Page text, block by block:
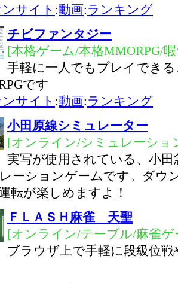
サイト :動画:ランキング
チビファンタジー
[本格ゲーム/本格MMORPG/
手軽に一人でもプレイでき
です
サイト :動画:ランキング
小田原線シミュレーター
[オンライン/シミュレーショ
実写が使用されている、小
ーションゲームです。ダウ
転が楽しめますよ！
ＦＬＡＳＨ麻雀 天聖
[オンライン/テーブル/麻雀ゲ
ブラウザ上で手軽に段級位